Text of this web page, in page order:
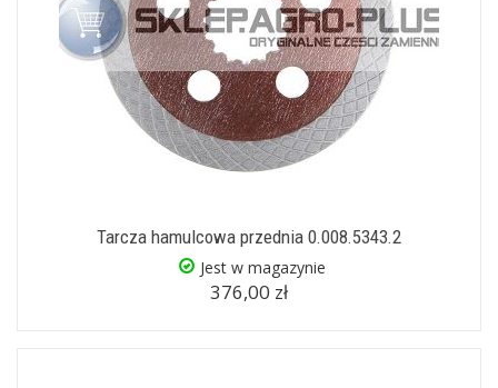
Tarcza hamulcowa przednia 0.008.5343.2
Jest w magazynie
376,00 zł